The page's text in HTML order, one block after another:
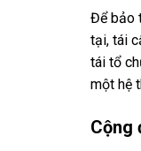
Để bảo
tại, tái
tái tổ
một hệ
Cộng